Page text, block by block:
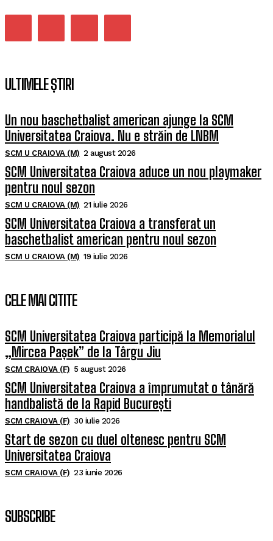
ULTIMELE ȘTIRI
Un nou baschetbalist american ajunge la SCM
Universitatea Craiova. Nu e străin de LNBM
SCM U CRAIOVA (M) 2 august 2026
SCM Universitatea Craiova aduce un nou playmaker
pentru noul sezon
SCM U CRAIOVA (M) 21 iulie 2026
SCM Universitatea Craiova a transferat un
baschetbalist american pentru noul sezon
SCM U CRAIOVA (M) 19 iulie 2026
CELE MAI CITITE
SCM Universitatea Craiova participă la Memorialul
„Mircea Pașek” de la Târgu Jiu
SCM CRAIOVA (F) 5 august 2026
SCM Universitatea Craiova a împrumutat o tânără
handbalistă de la Rapid București
SCM CRAIOVA (F) 30 iulie 2026
Start de sezon cu duel oltenesc pentru SCM
Universitatea Craiova
SCM CRAIOVA (F) 23 iunie 2026
SUBSCRIBE